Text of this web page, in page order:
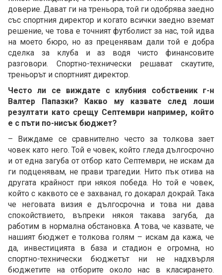
доверие. Дават ги на треньора, той ги одобрява заедно
със спортния директор и когато всички заедно вземат
решение, че това е точният футболист за нас, той идва
на моето бюро, но аз преценявам дали той е добра
сделка за клуба и аз водя чисто финансовите
разговори. Спортно-технически решават скаутите,
треньорът и спортният директор.
Често ли се виждате с клубния собственик г-н
Валтер Папазки? Какво му казвате след лоши
резултати като срещу Септември например, който
е с пъти по-нисък бюджет?
– Виждаме се сравнително често за толкова зает
човек като него. Той е човек, който гледа дългосрочно
и от една загуба от отбор като Септември, не искам да
ги подценявам, не прави трагедии. Нито пък отива на
другата крайност при някоя победа. Но той е човек,
който с каквото се е захванал, го докарал докрай. Така
че неговата визия е дългосрочна и това ни дава
спокойствието, въпреки някоя такава загуба, да
работим в нормална обстановка. А това, че казвате, че
нашият бюджет е толкова голям – искам да кажа, че
да, инвестицията в база и стадион е огромна, но
спортно-технически бюджетът ни не надхвърля
бюджетите на отборите около нас в класирането.